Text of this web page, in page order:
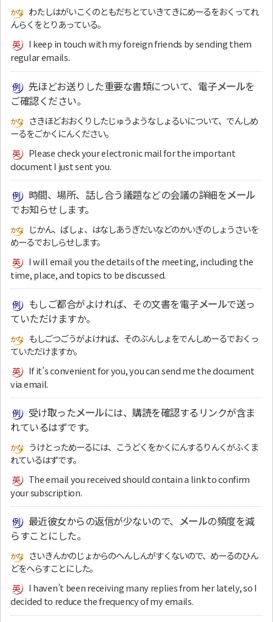
わたしはがいこくのともだちとていきてきにめーるをおくってれ
んらくをとりあっている。
I keep in touch with my foreign friends by sending them
regular emails.
先ほどお送りした重要な書類について、電子メールを
ご確認ください。
さきほどおおくりしたじゅうようなしょるいについて、でんしめ
ーるをごかくにんください。
Please check your electronic mail for the important
document I just sent you.
時間、場所、話し合う議題などの会議の詳細をメール
でお知らせします。
じかん、ばしょ、はなしあうぎだいなどのかいぎのしょうさいを
めーるでおしらせします。
I will email you the details of the meeting, including the
time, place, and topics to be discussed.
もしご都合がよければ、その文書を電子メールで送っ
ていただけますか。
もしごつごうがよければ、そのぶんしょをでんしめーるでおくっ
ていただけますか。
If it’s convenient for you, you can send me the document
via email.
受け取ったメールには、購読を確認するリンクが含ま
れているはずです。
うけとっためーるには、こうどくをかくにんするりんくがふくま
れているはずです。
The email you received should contain a link to confirm
your subscription.
最近彼女からの返信が少ないので、 メールの頻度を減
らすことにした。
さいきんかのじょからのへんしんがすくないので、めーるのひん
どをへらすことにした。
I haven’t been receiving many replies from her lately, so I
decided to reduce the frequency of my emails.